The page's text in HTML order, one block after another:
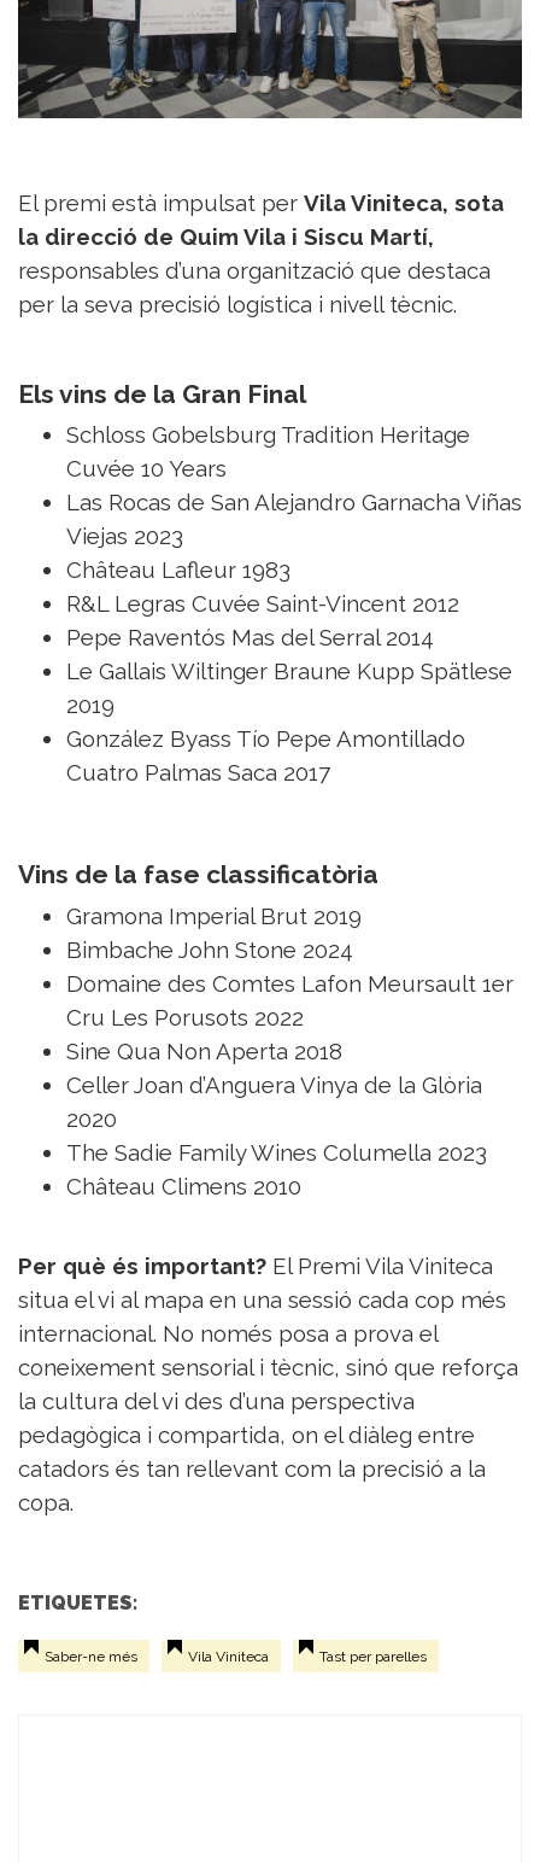
El premi està impulsat per Vila Viniteca, sota
la direcció de Quim Vila i Siscu Martí,
responsables d’una organització que destaca
per la seva precisió logística i nivell tècnic.
Els vins de la Gran Final
Schloss Gobelsburg Tradition Heritage
Cuvée 10 Years
Las Rocas de San Alejandro Garnacha Viñas
Viejas 2023
Château Lafleur 1983
R&L Legras Cuvée Saint-Vincent 2012
Pepe Raventós Mas del Serral 2014
Le Gallais Wiltinger Braune Kupp Spätlese
2019
González Byass Tío Pepe Amontillado
Cuatro Palmas Saca 2017
Vins de la fase classificatòria
Gramona Imperial Brut 2019
Bimbache John Stone 2024
Domaine des Comtes Lafon Meursault 1er
Cru Les Porusots 2022
Sine Qua Non Aperta 2018
Celler Joan d’Anguera Vinya de la Glòria
2020
The Sadie Family Wines Columella 2023
Château Climens 2010
Per què és important? El Premi Vila Viniteca
situa el vi al mapa en una sessió cada cop més
internacional. No només posa a prova el
coneixement sensorial i tècnic, sinó que reforça
la cultura del vi des d’una perspectiva
pedagògica i compartida, on el diàleg entre
catadors és tan rellevant com la precisió a la
copa.
ETIQUETES:
Saber-ne més Vila Viniteca Tast per parelles